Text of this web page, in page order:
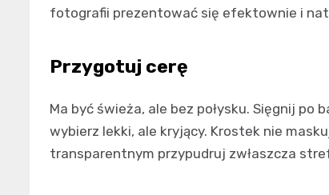
fotografii prezentować się efektownie i
Przygotuj cerę
Ma być świeża, ale bez połysku. Sięgnij po
wybierz lekki, ale kryjący. Krostek nie
transparentnym przypudruj zwłaszcza